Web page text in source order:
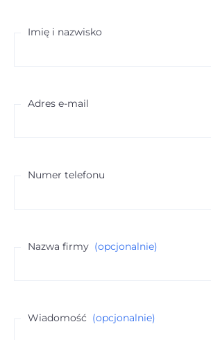
Imię i nazwisko
Adres e-mail
Numer telefonu
Nazwa firmy (opcjonalnie)
Wiadomość (opcjonalnie)